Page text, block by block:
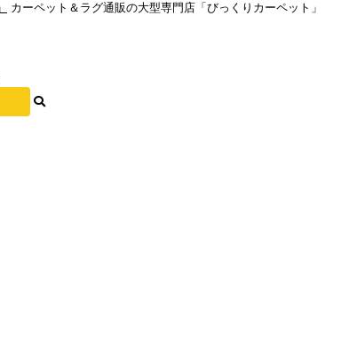
カーペット＆ラグ通販の大型専門店「びっくりカーペット」